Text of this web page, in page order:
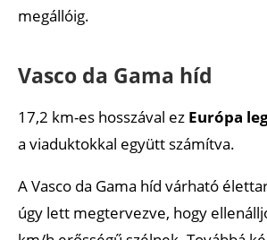
megállóig.
Vasco da Gama híd
17,2 km-es hosszával ez Európa
a viaduktokkal együtt számítva.
A Vasco da Gama híd várható
úgy lett megtervezve, hogy